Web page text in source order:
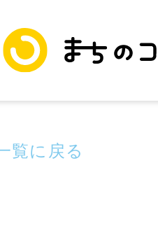
覧に戻る